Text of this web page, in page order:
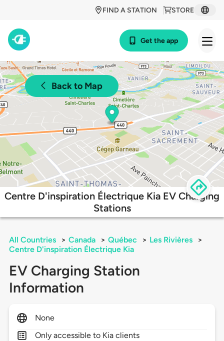
STORE
FIND A STATION
Get the app
Back to Map
Centre D'inspiration Électrique Kia EV Charging
Stations
All Countries > Canada > Québec > Les Rivières
>
Centre D'inspiration Électrique Kia
EV Charging Station
Information
None
Only accessible to Kia clients